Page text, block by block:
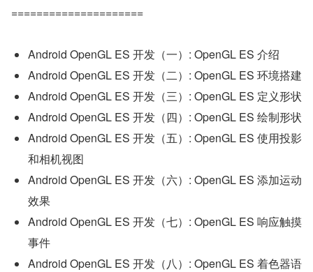
=====================
Android OpenGL ES 开发（一）: OpenGL ES 介绍
Android OpenGL ES 开发（二）: OpenGL ES 环境搭建
Android OpenGL ES 开发（三）: OpenGL ES 定义形状
Android OpenGL ES 开发（四）: OpenGL ES 绘制形状
Android OpenGL ES 开发（五）: OpenGL ES 使用投影
和相机视图
Android OpenGL ES 开发（六）: OpenGL ES 添加运动
效果
Android OpenGL ES 开发（七）: OpenGL ES 响应触摸
事件
Android OpenGL ES 开发（八）: OpenGL ES 着色器语